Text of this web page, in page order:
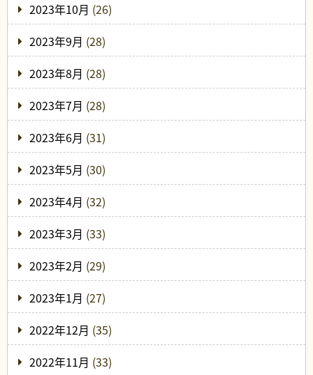
2023年10月 (26)
2023年9月 (28)
2023年8月 (28)
2023年7月 (28)
2023年6月 (31)
2023年5月 (30)
2023年4月 (32)
2023年3月 (33)
2023年2月 (29)
2023年1月 (27)
2022年12月 (35)
2022年11月 (33)